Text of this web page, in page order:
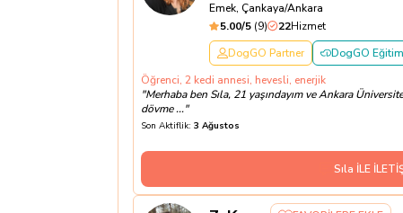
Emek, Çankaya/Ankara
5.00/5 (9) 22Hizmet
DogGO Partner
DogGO
Öğrenci, 2 kedi annesi, hevesli, enerjik
"Merhaba ben Sıla, 21 yaşındayım ve Ankara
dövme ..."
Son Aktiflik: 3 Ağustos
Sıla İLE